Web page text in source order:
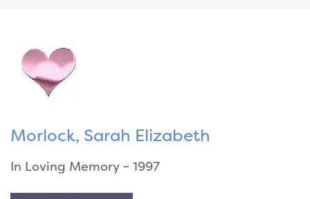
Morlock, Sarah Elizabeth
In Loving Memory – 1997